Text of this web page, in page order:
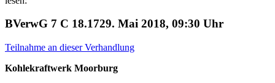
BVerwG 7 C 18.1729. Mai 2018, 09:30 Uhr
Teilnahme an dieser Verhandlung
Kohlekraftwerk Moorburg